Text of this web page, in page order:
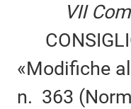
VII
«Modifiche
n. 363